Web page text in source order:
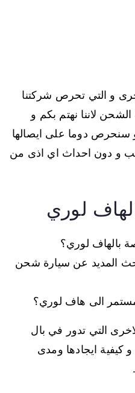
و التي تحرص شركتنا
لاننا نهتم بكم و
و سنحرص دوما على ايصالها
و دون احداث اي اذى من
لوري
بالهاف لوري؟
المديد عن سيارة شحن
الى هاف لوري؟
التي تدور في بال
ايجادها ومدى